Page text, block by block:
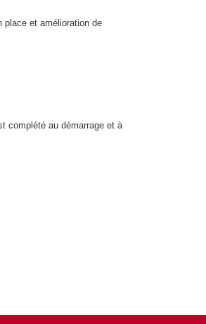
place et amélioration de
complété au démarrage et à